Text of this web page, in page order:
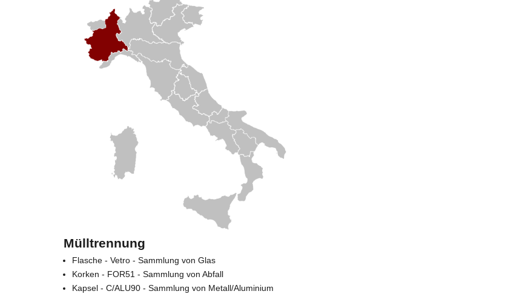
Mülltrennung
Flasche - Vetro - Sammlung von Glas
Korken - FOR51 - Sammlung von Abfall
Kapsel - C/ALU90 - Sammlung von Metall/Aluminium